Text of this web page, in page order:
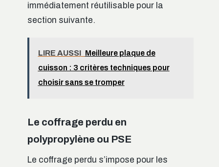
immédiatement réutilisable pour la
section suivante.
LIRE AUSSI Meilleure plaque de
cuisson : 3 critères techniques pour
choisir sans se tromper
Le coffrage perdu en
polypropylène ou PSE
Le coffrage perdu s’impose pour les